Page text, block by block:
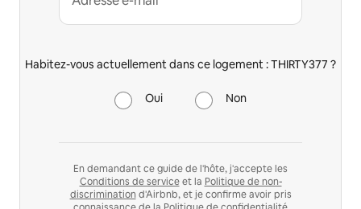
Habitez-vous actuellement dans ce logement : THIRTY377 ?
Oui Non
En demandant ce guide de l'hôte, j'accepte les
Conditions de serviceet la Politique de non-
discrimination d'Airbnb, et je confirme avoir pris